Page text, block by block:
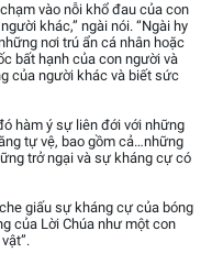
vào nỗi khổ đau của con
khác,” ngài nói. “Ngài hy
nơi trú ẩn cá nhân hoặc
bất hạnh của con người và
của người khác và biết sức
hàm ý sự liên đới với những
tự vệ, bao gồm cả…những
trở ngại và sự kháng cự có
giấu sự kháng cự của bóng
của Lời Chúa như một con